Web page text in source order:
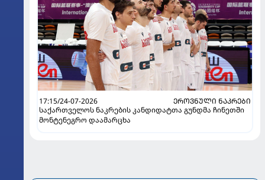
17:15/24-07-2026
ᲔᲠᲝᲕᲜᲣᲚᲘ ᲜᲐᲙᲠᲔᲑᲘ
საქართველოს ნაკრების კანდიდატთა გუნდმა ჩინეთში
მონტენეგრო დაამარცხა